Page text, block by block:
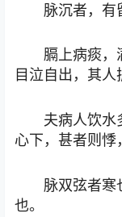
脉沉者，有
膈上病痰，
目泣自出，其人
夫病人饮水
心下，甚者则悸
脉双弦者寒
也。